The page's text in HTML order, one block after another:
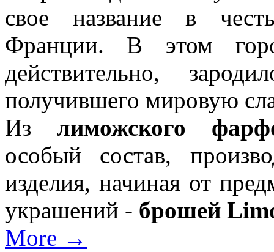
свое название в
Франции. В этом
действительно,
получившего мировую
Из лиможского
особый состав,
изделия, начиная от
украшений - брошей
More →